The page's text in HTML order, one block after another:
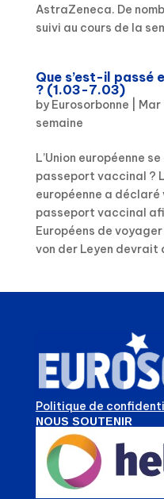
AstraZeneca. De
suivi au cours de la
Que s’est-il passé
? (1.03-7.03)
by Eurosorbonne Mar
semaine
L’Union européenne
passeport vaccinal ?
européenne a
passeport vaccinal
Européens de
von der Leyen devrait
Politique de
NOUS SOUTENIR